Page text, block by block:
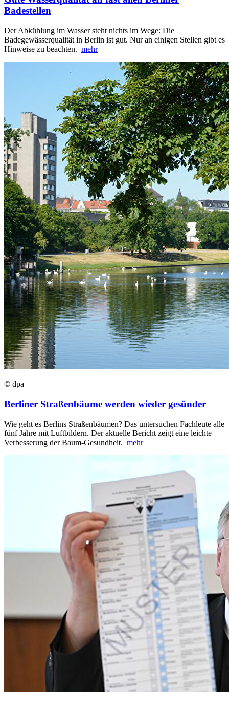
Badestellen
Der Abkühlung im Wasser steht nichts im Wege: Die
Badegewässerqualität in Berlin ist gut. Nur an einigen Stellen gibt es
Hinweise zu beachten. mehr
© dpa
Berliner Straßenbäume werden wieder gesünder
Wie geht es Berlins Straßenbäumen? Das untersuchen Fachleute alle
fünf Jahre mit Luftbildern. Der aktuelle Bericht zeigt eine leichte
Verbesserung der Baum-Gesundheit. mehr